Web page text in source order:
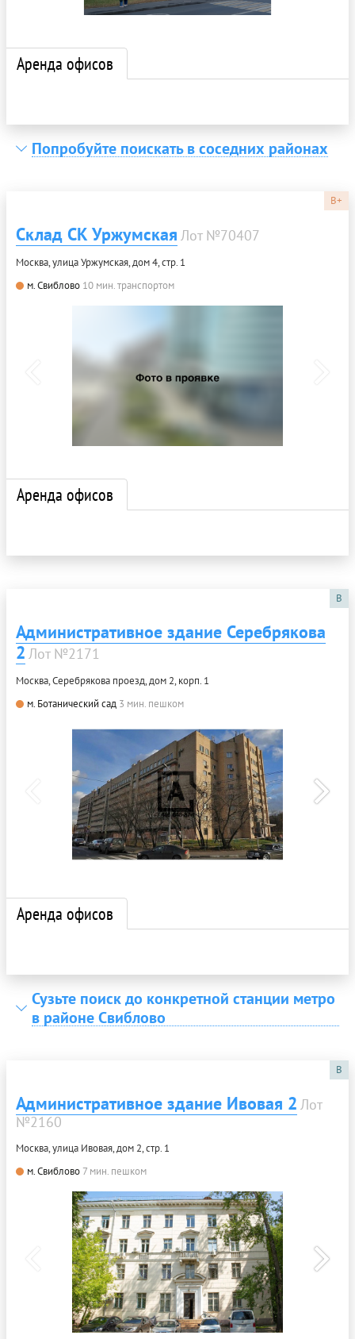
Аренда офисов
Попробуйте поискать в соседних районах
B+
Склад СК Уржумская Лот №70407
Москва, улица Уржумская, дом 4, стр. 1
м. Свиблово 10 мин. транспортом
Аренда офисов
B
Административное здание Серебрякова
2 Лот №2171
Москва, Серебрякова проезд, дом 2, корп. 1
м. Ботанический сад 3 мин. пешком
Аренда офисов
Сузьте поиск до конкретной станции метро
в районе Свиблово
B
Административное здание Ивовая 2 Лот
№2160
Москва, улица Ивовая, дом 2, стр. 1
м. Свиблово 7 мин. пешком